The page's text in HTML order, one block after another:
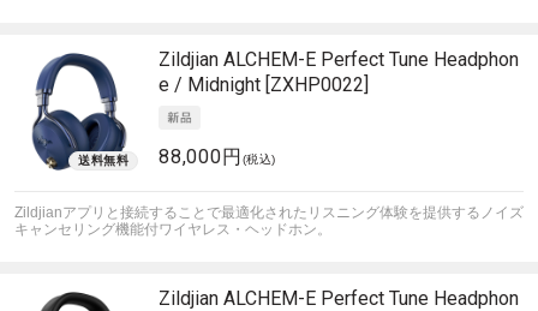
Zildjian ALCHEM-E Perfect Tune Headphon
e / Midnight [ZXHP0022]
88,000円 (税込)
Zildjianアプリと接続することで最適化されたリスニング体験を提供するノイズ
キャンセリング機能付ワイヤレス・ヘッドホン。
Zildjian ALCHEM-E Perfect Tune Headphon